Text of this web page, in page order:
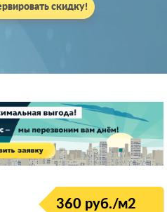
скидку!
360 руб./м2